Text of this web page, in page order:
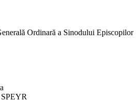
Ordinară a Sinodului Episcopilor